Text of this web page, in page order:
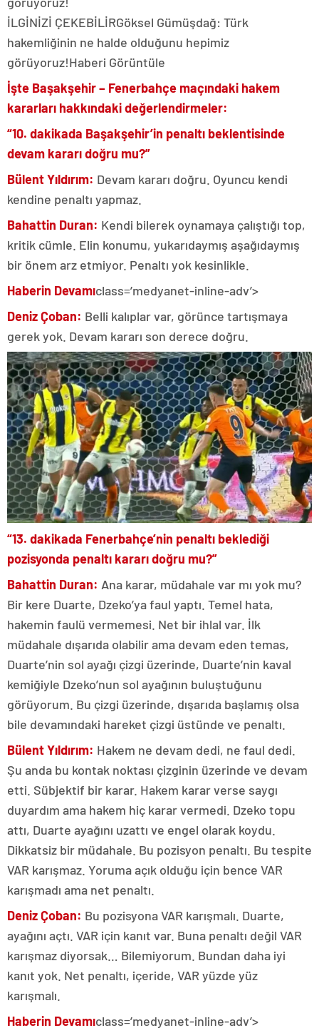
İLGİNİZİ ÇEKEBİLİRGöksel Gümüşdağ: Türk
hakemliğinin ne halde olduğunu hepimiz
görüyoruz!Haberi Görüntüle
İşte Başakşehir – Fenerbahçe maçındaki hakem
kararları hakkındaki değerlendirmeler:
“10. dakikada Başakşehir’in penaltı beklentisinde
devam kararı doğru mu?”
Bülent Yıldırım: Devam kararı doğru. Oyuncu kendi
kendine penaltı yapmaz.
Bahattin Duran: Kendi bilerek oynamaya çalıştığı top,
kritik cümle. Elin konumu, yukarıdaymış aşağıdaymış
bir önem arz etmiyor. Penaltı yok kesinlikle.
Haberin Devamıclass=’medyanet-inline-adv’>
Deniz Çoban: Belli kalıplar var, görünce tartışmaya
gerek yok. Devam kararı son derece doğru.
“13. dakikada Fenerbahçe’nin penaltı beklediği
pozisyonda penaltı kararı doğru mu?”
Bahattin Duran: Ana karar, müdahale var mı yok mu?
Bir kere Duarte, Dzeko’ya faul yaptı. Temel hata,
hakemin faulü vermemesi. Net bir ihlal var. İlk
müdahale dışarıda olabilir ama devam eden temas,
Duarte’nin sol ayağı çizgi üzerinde, Duarte’nin kaval
kemiğiyle Dzeko’nun sol ayağının buluştuğunu
görüyorum. Bu çizgi üzerinde, dışarıda başlamış olsa
bile devamındaki hareket çizgi üstünde ve penaltı.
Bülent Yıldırım: Hakem ne devam dedi, ne faul dedi.
Şu anda bu kontak noktası çizginin üzerinde ve devam
etti. Sübjektif bir karar. Hakem karar verse saygı
duyardım ama hakem hiç karar vermedi. Dzeko topu
attı, Duarte ayağını uzattı ve engel olarak koydu.
Dikkatsiz bir müdahale. Bu pozisyon penaltı. Bu tespite
VAR karışmaz. Yoruma açık olduğu için bence VAR
karışmadı ama net penaltı.
Deniz Çoban: Bu pozisyona VAR karışmalı. Duarte,
ayağını açtı. VAR için kanıt var. Buna penaltı değil VAR
karışmaz diyorsak… Bilemiyorum. Bundan daha iyi
kanıt yok. Net penaltı, içeride, VAR yüzde yüz
karışmalı.
Haberin Devamıclass=’medyanet-inline-adv’>